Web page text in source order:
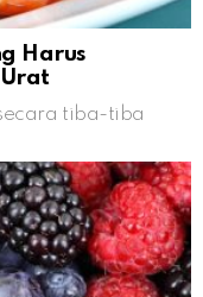
Harus
tiba-tiba